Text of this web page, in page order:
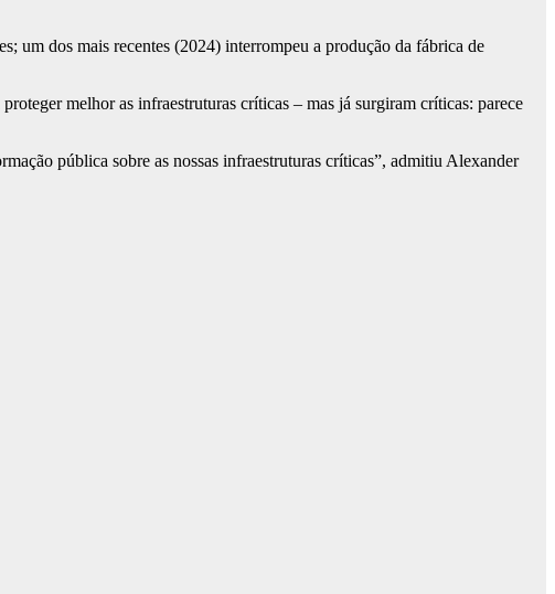
um dos mais recentes (2024) interrompeu a produção da fábrica de
melhor as infraestruturas críticas – mas já surgiram críticas: parece
pública sobre as nossas infraestruturas críticas”, admitiu Alexander